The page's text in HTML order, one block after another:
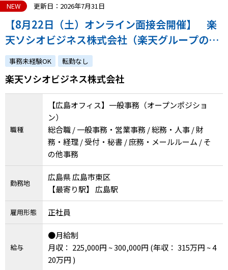
NEW 更新日：2026年7月31日
【8月22日（土）オンライン面接会開催】 楽
天ソシオビジネス株式会社（楽天グループの特
例子会社◎障害の有無にかかわらずチャレンジ
できます）
事務未経験OK 転勤なし
楽天ソシオビジネス株式会社
職種
【広島オフィス】一般事務（オープンポジショ
ン）
総合職 / 一般事務・営業事務 / 総務・人事 / 財
務・経理 / 受付・秘書 / 庶務・メールルーム / そ
の他事務
勤務地
広島県 広島市東区
【最寄り駅】 広島駅
雇用形態 正社員
給与
●月給制
月収： 225,000円 ~ 300,000円 (年収： 315万円 ~ 4
20万円 )